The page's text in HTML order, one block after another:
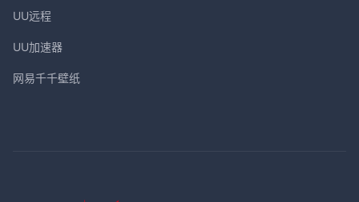
UU远程
UU加速器
网易千千壁纸